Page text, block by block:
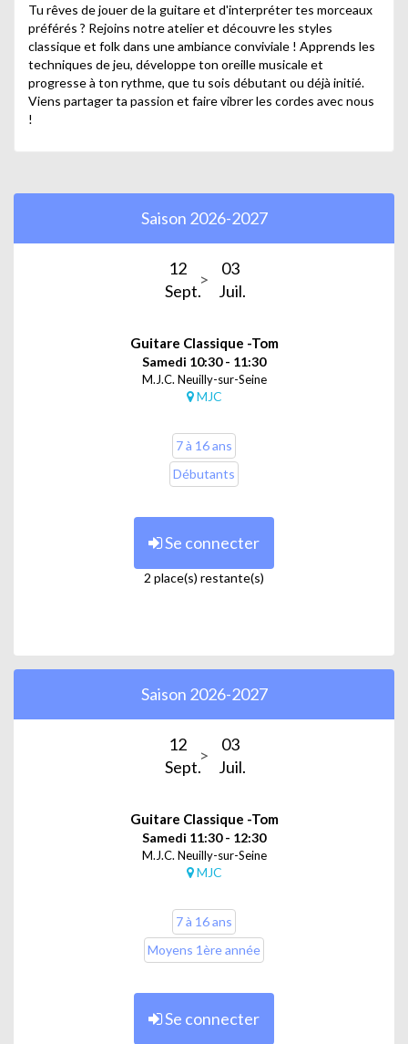
Tu rêves de jouer de la guitare et d'interpréter tes morceaux
préférés ? Rejoins notre atelier et découvre les styles
classique et folk dans une ambiance conviviale ! Apprends les
techniques de jeu, développe ton oreille musicale et
progresse à ton rythme, que tu sois débutant ou déjà initié.
Viens partager ta passion et faire vibrer les cordes avec nous
!
Saison 2026-2027
12
Sept.
03
Juil.
Guitare Classique -Tom
Samedi 10:30 - 11:30
M.J.C. Neuilly-sur-Seine
MJC
7 à 16 ans
Débutants
Se connecter
2 place(s) restante(s)
Saison 2026-2027
12
Sept.
03
Juil.
Guitare Classique -Tom
Samedi 11:30 - 12:30
M.J.C. Neuilly-sur-Seine
MJC
7 à 16 ans
Moyens 1ère année
Se connecter